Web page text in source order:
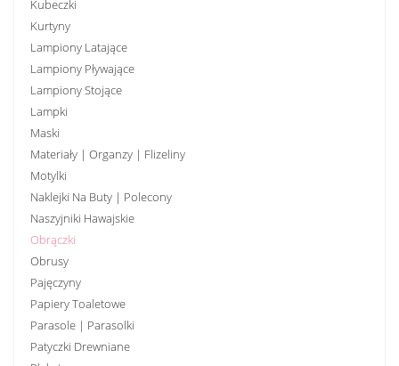
Kubeczki
Kurtyny
Lampiony Latające
Lampiony Pływające
Lampiony Stojące
Lampki
Maski
Materiały | Organzy | Flizeliny
Motylki
Naklejki Na Buty | Polecony
Naszyjniki Hawajskie
Obrączki
Obrusy
Pajęczyny
Papiery Toaletowe
Parasole | Parasolki
Patyczki Drewniane